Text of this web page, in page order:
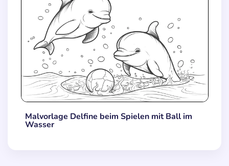
Malvorlage Delfine beim Spielen mit Ball im
Wasser